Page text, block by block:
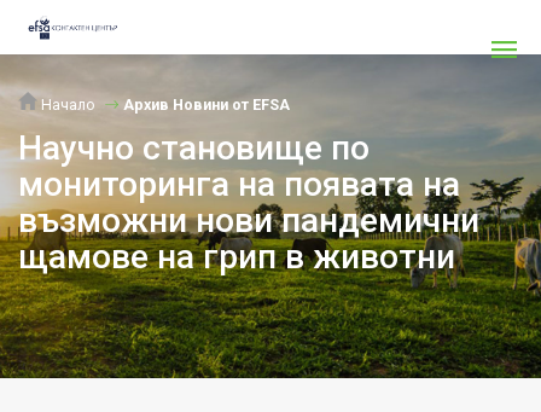
Начало Архив Новини от EFSA
Научно становище по
мониторинга на появата на
възможни нови пандемични
щамове на грип в животни